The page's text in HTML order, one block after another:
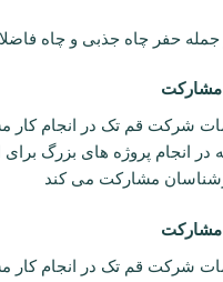
جمله حفر چاه جذبی و چاه
شرکت قم تک در انجام کار
انجام پروژه های بزرگ برای
مشارکت می کند
شرکت قم تک در انجام کار